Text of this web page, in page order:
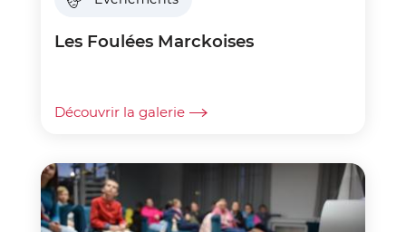
Les Foulées Marckoises
Découvrir la galerie